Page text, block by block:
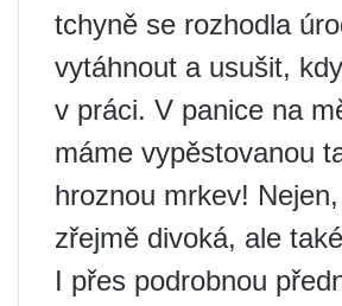
tchyně se rozhodla
vytáhnout a usušit,
v práci. V panice na
máme vypěstovanou
hroznou mrkev!
zřejmě divoká, ale
I přes podrobnou